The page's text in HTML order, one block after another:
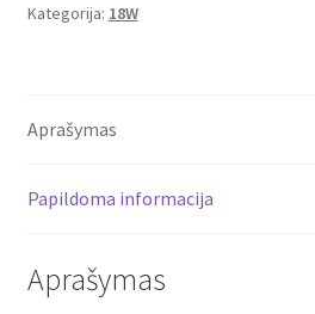
su
12131122
Kategorija: 18W
Aprašymas
Papildoma informacija
Aprašymas